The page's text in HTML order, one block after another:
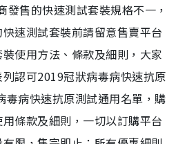
發售的快速測試套裝規格不一，
速測試套裝前請留意售賣平台
使用方法、條款及細則，大家
認可2019冠狀病毒病快速抗原
毒病快速抗原測試通用名單，購
條款及細則，一切以訂購平台